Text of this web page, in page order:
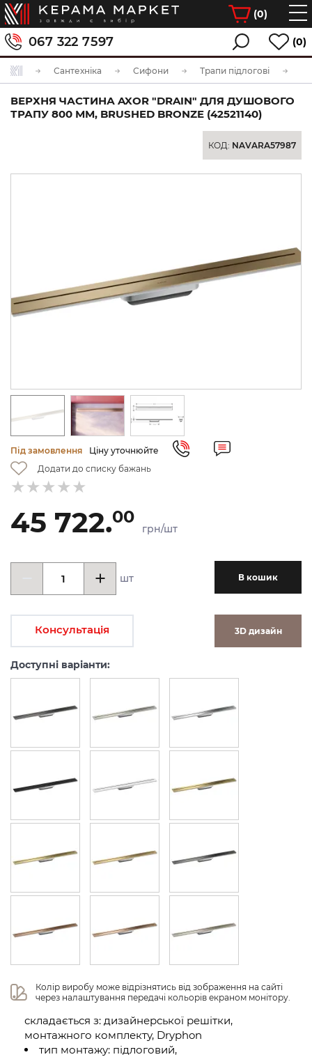
(0)
067 322 7597 (0)
Сантехніка Сифони Трапи підлогові
ВЕРХНЯ ЧАСТИНА AXOR "DRAIN" ДЛЯ ДУШОВОГО
ТРАПУ 800 ММ, BRUSHED BRONZE (42521140)
КОД: NAVARA57987
Під замовлення
Ціну уточнюйте
Додати до списку бажань
45 722.00
грн/шт
шт В кошик
Консультація 3D дизайн
Доступні варіанти:
Колір виробу може відрізнятись від зображення на сайті
через налаштування передачі кольорів екраном монітору.
складається з: дизайнерської решітки,
монтажного комплекту, Dryphon
тип монтажу: підлоговий,